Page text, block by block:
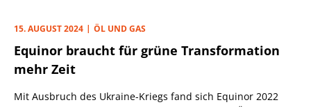
15. AUGUST 2024 ÖL UND GAS
Equinor braucht für grüne Transformation
mehr Zeit
Mit Ausbruch des Ukraine-Kriegs fand sich Equinor 2022